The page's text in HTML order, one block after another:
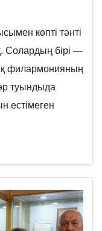
көпті тәнті
Солардың бірі —
филармонияның
туындыда
естімеген